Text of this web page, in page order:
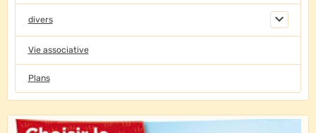
divers
Vie associative
Plans